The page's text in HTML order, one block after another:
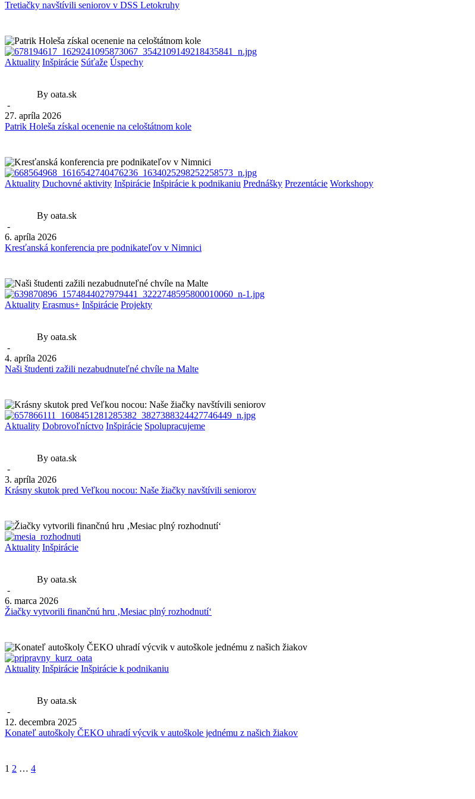
Tretiačky navštívili seniorov v DSS Letokruhy
Aktuality Inšpirácie Súťaže Úspechy
By oata.sk
-
27. apríla 2026
Patrik Holeša získal ocenenie na celoštátnom kole
Aktuality Duchovné aktivity Inšpirácie Inšpirácie k podnikaniu Prednášky Prezentácie Workshopy
By oata.sk
-
6. apríla 2026
Kresťanská konferencia pre podnikateľov v Nimnici
Aktuality Erasmus+ Inšpirácie Projekty
By oata.sk
-
4. apríla 2026
Naši študenti zažili nezabudnuteľné chvíle na Malte
Aktuality Dobrovoľníctvo Inšpirácie Spolupracujeme
By oata.sk
-
3. apríla 2026
Krásny skutok pred Veľkou nocou: Naše žiačky navštívili seniorov
Aktuality Inšpirácie
By oata.sk
-
6. marca 2026
Žiačky vytvorili finančnú hru ‚Mesiac plný rozhodnutí‘
Aktuality Inšpirácie Inšpirácie k podnikaniu
By oata.sk
-
12. decembra 2025
Konateľ autoškoly ČEKO uhradí výcvik v autoškole jednému z našich žiakov
1 2 … 4